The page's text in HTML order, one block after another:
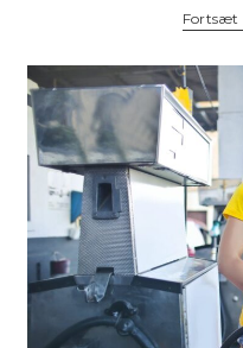
Fortsæt